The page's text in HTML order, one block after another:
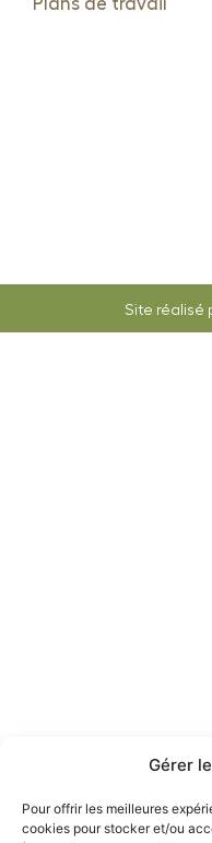
Gérer
Pour offrir les meilleures
cookies pour stocker et/ou
Plans de travail
Site réalisé